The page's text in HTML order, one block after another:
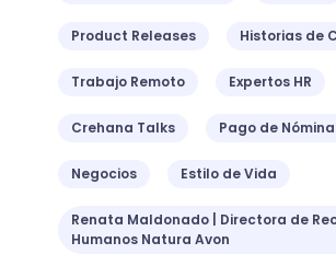
Product Releases Historias de
Trabajo Remoto Expertos HR
Crehana Talks Pago de Nómina
Negocios Estilo de Vida
Renata Maldonado | Directora de
Humanos Natura Avon